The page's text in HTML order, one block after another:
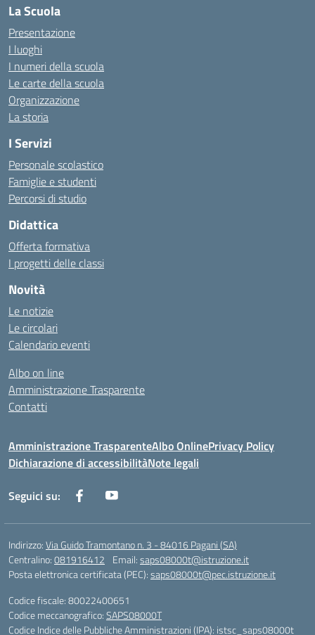
La Scuola
Presentazione
I luoghi
I numeri della scuola
Le carte della scuola
Organizzazione
La storia
I Servizi
Personale scolastico
Famiglie e studenti
Percorsi di studio
Didattica
Offerta formativa
I progetti delle classi
Novità
Le notizie
Le circolari
Calendario eventi
Albo on line
Amministrazione Trasparente
Contatti
Amministrazione TrasparenteAlbo OnlinePrivacy Policy
Dichiarazione di accessibilitàNote legali
Seguici su:
Indirizzo:Via Guido Tramontano n. 3 - 84016 Pagani (SA)
Centralino:081916412 Email:saps08000t@istruzione.it
Posta elettronica certificata (PEC):saps08000t@pec.istruzione.it
Codice fiscale: 80022400651
Codice meccanografico:SAPS08000T
Codice Indice delle Pubbliche Amministrazioni (IPA): istsc_saps08000t